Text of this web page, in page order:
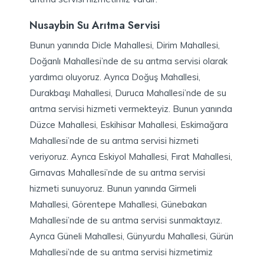
Nusaybin Su Arıtma Servisi
Bunun yanında Dicle Mahallesi, Dirim Mahallesi,
Doğanlı Mahallesi’nde de su arıtma servisi olarak
yardımcı oluyoruz. Ayrıca Doğuş Mahallesi,
Durakbaşı Mahallesi, Duruca Mahallesi’nde de su
arıtma servisi hizmeti vermekteyiz. Bunun yanında
Düzce Mahallesi, Eskihisar Mahallesi, Eskimağara
Mahallesi’nde de su arıtma servisi hizmeti
veriyoruz. Ayrıca Eskiyol Mahallesi, Fırat Mahallesi,
Gırnavas Mahallesi’nde de su arıtma servisi
hizmeti sunuyoruz. Bunun yanında Girmeli
Mahallesi, Görentepe Mahallesi, Günebakan
Mahallesi’nde de su arıtma servisi sunmaktayız.
Ayrıca Güneli Mahallesi, Günyurdu Mahallesi, Gürün
Mahallesi’nde de su arıtma servisi hizmetimiz